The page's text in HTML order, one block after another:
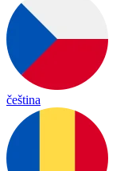
čeština